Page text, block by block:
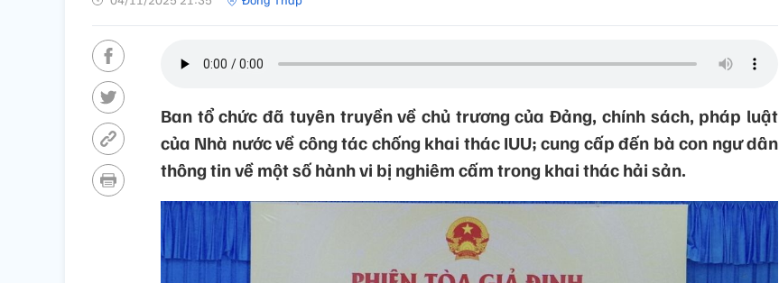
Ban tổ chức đã tuyên truyền về chủ trương của Đảng, chính sách, pháp luật
của Nhà nước về công tác chống khai thác IUU; cung cấp đến bà con ngư dân
thông tin về một số hành vi bị nghiêm cấm trong khai thác hải sản.